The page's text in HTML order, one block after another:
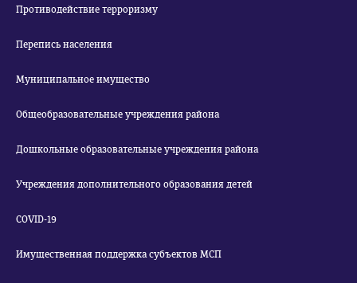
Противодействие терроризму
Перепись населения
Муниципальное имущество
Общеобразовательные учреждения района
Дошкольные образовательные учреждения района
Учреждения дополнительного образования детей
COVID-19
Имущественная поддержка субъектов МСП